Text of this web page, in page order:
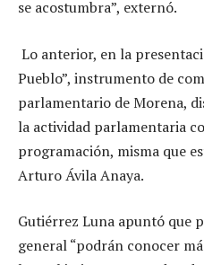
se acostumbra”, externó.
Lo anterior, en la
Pueblo”, instrumento de
parlamentario de Morena,
la actividad parlamentaria
programación, misma que
Arturo Ávila Anaya.
Gutiérrez Luna apuntó que
general “podrán conocer